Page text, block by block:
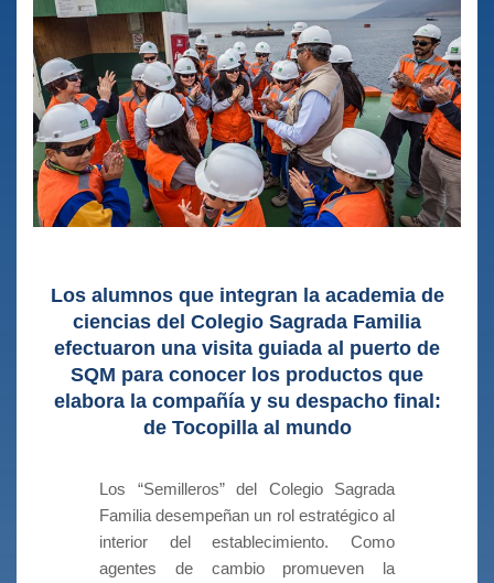
Los alumnos que integran la academia de
ciencias del Colegio Sagrada Familia
efectuaron una visita guiada al puerto de
SQM para conocer los productos que
elabora la compañía y su despacho final:
de Tocopilla al mundo
Los “Semilleros” del Colegio Sagrada
Familia desempeñan un rol estratégico al
interior del establecimiento. Como
agentes de cambio promueven la